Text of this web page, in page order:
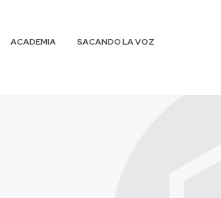
ACADEMIA
SACANDO LA VOZ